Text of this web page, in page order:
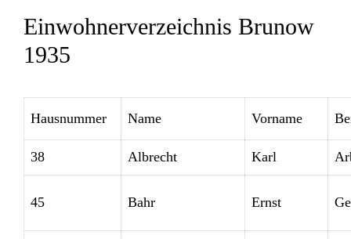
Einwohnerverzeichnis Brunow
1935
Hausnummer Name Vorname
38 Albrecht Karl
45 Bahr Ernst